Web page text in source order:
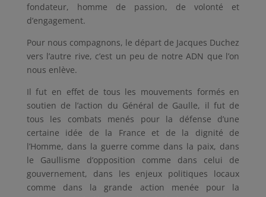
fondateur, homme de passion, de volonté et
d’engagement.
Pour nous compagnons, le départ de Jacques Duchez
vers l’autre rive, c’est un peu de notre ADN que l’on
nous enlève.
Il fut en effet de tous les mouvements formés en
soutien de l’action du Général de Gaulle, il fut de
tous les combats menés pour la défense d’une
certaine idée de la France et de la dignité de
l’Homme, dans la guerre comme dans la paix, dans
le Gaullisme d’opposition comme dans celui de
gouvernement, dans les enjeux politiques locaux
comme dans la grande action menée pour la